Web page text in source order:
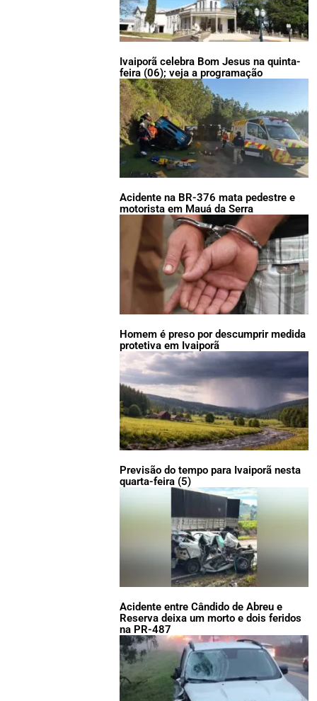
Ivaiporã celebra Bom Jesus na quinta-
feira (06); veja a programação
Acidente na BR-376 mata pedestre e
motorista em Mauá da Serra
Homem é preso por descumprir medida
protetiva em Ivaiporã
Previsão do tempo para Ivaiporã nesta
quarta-feira (5)
Acidente entre Cândido de Abreu e
Reserva deixa um morto e dois feridos
na PR-487